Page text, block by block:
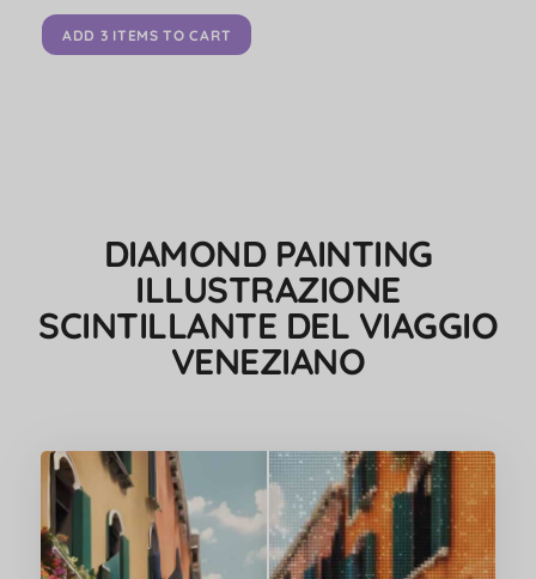
ADD 3 ITEMS TO CART
DIAMOND PAINTING
ILLUSTRAZIONE
SCINTILLANTE DEL VIAGGIO
VENEZIANO